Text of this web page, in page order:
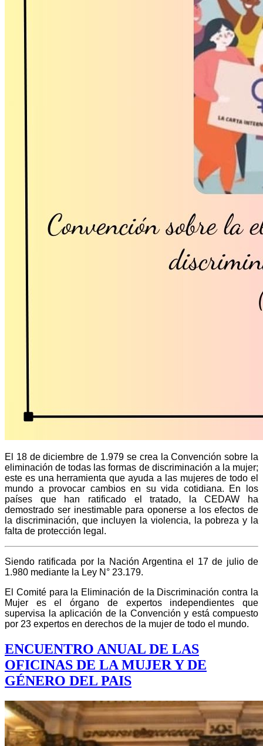
El 18 de diciembre de 1.979 se crea la Convención sobre la
eliminación de todas las formas de discriminación a la mujer;
este es una herramienta que ayuda a las mujeres de todo el
mundo a provocar cambios en su vida cotidiana. En los
países que han ratificado el tratado, la CEDAW ha
demostrado ser inestimable para oponerse a los efectos de
la discriminación, que incluyen la violencia, la pobreza y la
falta de protección legal.
Siendo ratificada por la Nación Argentina el 17 de julio de
1.980 mediante la Ley N° 23.179.
El Comité para la Eliminación de la Discriminación contra la
Mujer es el órgano de expertos independientes que
supervisa la aplicación de la Convención y está compuesto
por 23 expertos en derechos de la mujer de todo el mundo.
ENCUENTRO ANUAL DE LAS
OFICINAS DE LA MUJER Y DE
GÉNERO DEL PAIS